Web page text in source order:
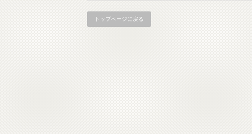
トップページに戻る